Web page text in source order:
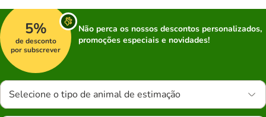
5%
de desconto
por subscrever
Não perca os nossos descontos personalizados,
promoções especiais e novidades!
Selecione o tipo de animal de estimação